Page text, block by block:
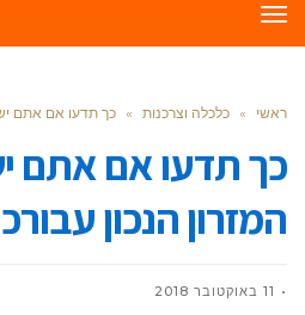
תפריט
ראשי » כלכלה וצרכנות » כך תדעו אם אתם
כך תדעו אם אתם
המזרון הנכון
11 באוקטובר 2018